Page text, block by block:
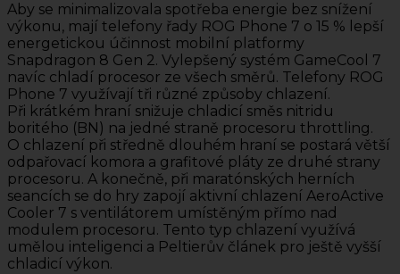
Aby se minimalizovala spotřeba energie bez snížení
výkonu, mají telefony řady ROG Phone 7 o 15 % lepší
energetickou účinnost mobilní platformy
Snapdragon 8 Gen 2. Vylepšený systém GameCool 7
navíc chladí procesor ze všech směrů. Telefony ROG
Phone 7 využívají tři různé způsoby chlazení.
Při krátkém hraní snižuje chladicí směs nitridu
boritého (BN) na jedné straně procesoru throttling.
O chlazení při středně dlouhém hraní se postará větší
odpařovací komora a grafitové pláty ze druhé strany
procesoru. A konečně, při maratónských herních
seancích se do hry zapojí aktivní chlazení AeroActive
Cooler 7 s ventilátorem umístěným přímo nad
modulem procesoru. Tento typ chlazení využívá
umělou inteligenci a Peltierův článek pro ještě vyšší
chladicí výkon.